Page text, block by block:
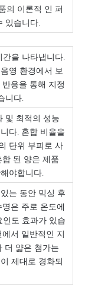
의 이론적 인 퍼
있습니다.
을 나타냅니다.
영 환경에서 보
응을 통해 지정
니다.
및 최적의 성능
다. 혼합 비율을
단위 부피로 사
된 양은 제품
야합니다.
는 동안 믹싱 후
은 주로 온도에
도 효과가 있습
서 일반적인 지
더 얇은 첨가는
제대로 경화되